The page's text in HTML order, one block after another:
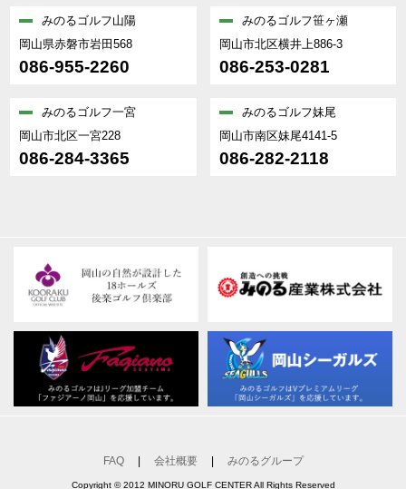
みのるゴルフ山陽
岡山県赤磐市岩田568
086-955-2260
みのるゴルフ笹ヶ瀬
岡山市北区横井上886-3
086-253-0281
みのるゴルフ一宮
岡山市北区一宮228
086-284-3365
みのるゴルフ妹尾
岡山市南区妹尾4141-5
086-282-2118
FAQ 会社概要 みのるグループ
Copyright © 2012 MINORU GOLF CENTER All Rights Reserved